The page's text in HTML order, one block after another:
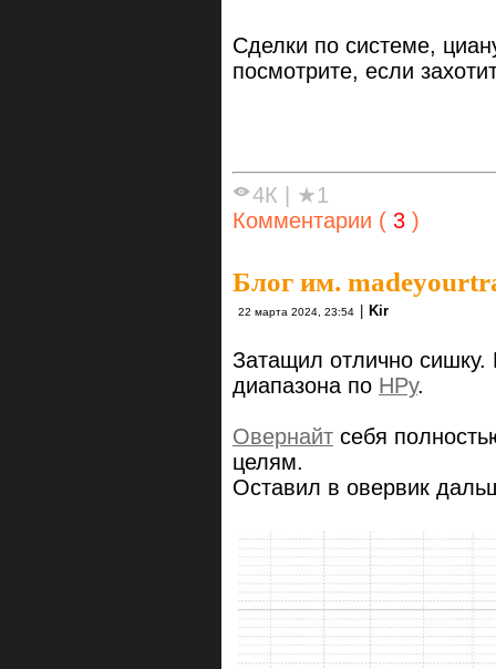
Сделки по системе,
посмотрите, если
4К
★1
Комментарии ( 3 )
Блог им.
22 марта 2024, 23:54 | Kir
Затащил отлично
диапазона по НРу.
Овернайт себя
целям.
Оставил в овервик